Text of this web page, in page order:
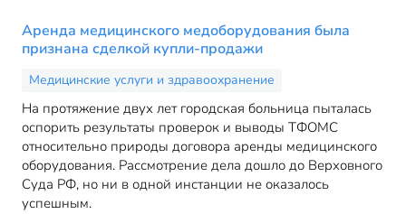
Аренда медицинского медоборудования была
признана сделкой купли-продажи
Медицинские услуги и здравоохранение
На протяжение двух лет городская больница пыталась
оспорить результаты проверок и выводы ТФОМС
относительно природы договора аренды медицинского
оборудования. Рассмотрение дела дошло до Верховного
Суда РФ, но ни в одной инстанции не оказалось
успешным.